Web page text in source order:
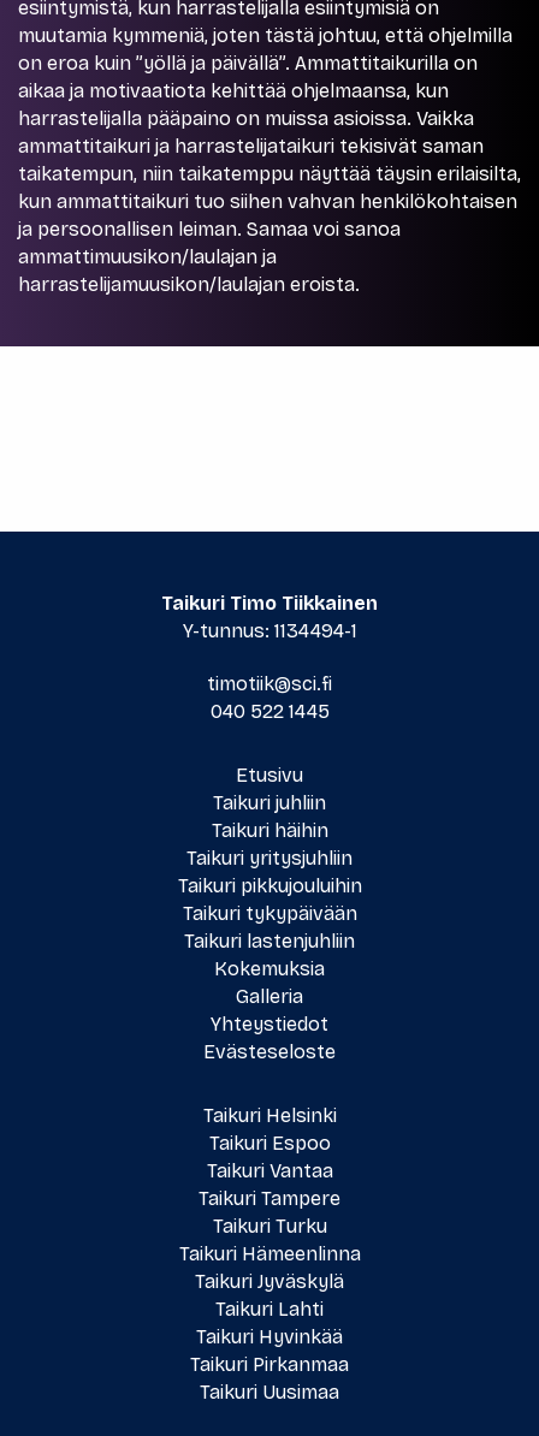
esiintymistä, kun harrastelijalla esiintymisiä on
muutamia kymmeniä, joten tästä johtuu, että ohjelmilla
on eroa kuin ”yöllä ja päivällä”. Ammattitaikurilla on
aikaa ja motivaatiota kehittää ohjelmaansa, kun
harrastelijalla pääpaino on muissa asioissa. Vaikka
ammattitaikuri ja harrastelijataikuri tekisivät saman
taikatempun, niin taikatemppu näyttää täysin erilaisilta,
kun ammattitaikuri tuo siihen vahvan henkilökohtaisen
ja persoonallisen leiman. Samaa voi sanoa
ammattimuusikon/laulajan ja
harrastelijamuusikon/laulajan eroista.
Taikuri Timo Tiikkainen
Y-tunnus: 1134494-1
timotiik@sci.fi
040 522 1445
Etusivu
Taikuri juhliin
Taikuri häihin
Taikuri yritysjuhliin
Taikuri pikkujouluihin
Taikuri tykypäivään
Taikuri lastenjuhliin
Kokemuksia
Galleria
Yhteystiedot
Evästeseloste
Taikuri Helsinki
Taikuri Espoo
Taikuri Vantaa
Taikuri Tampere
Taikuri Turku
Taikuri Hämeenlinna
Taikuri Jyväskylä
Taikuri Lahti
Taikuri Hyvinkää
Taikuri Pirkanmaa
Taikuri Uusimaa